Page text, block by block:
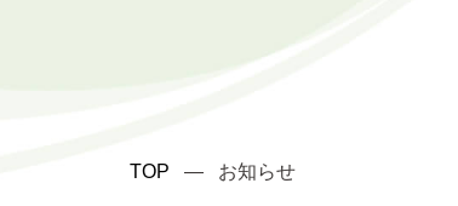
TOP ― お知らせ